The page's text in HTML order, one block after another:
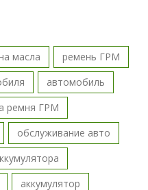
масла
ремень ГРМ
автомобиль
ремня ГРМ
обслуживание авто
аккумулятор